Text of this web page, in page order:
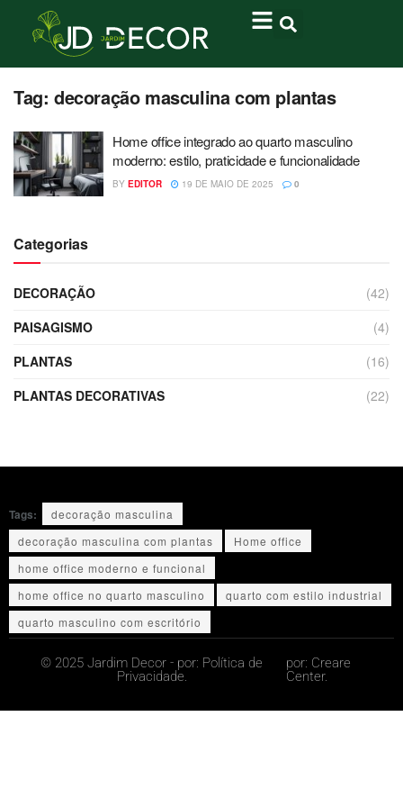
Tag: decoração masculina com plantas
Home office integrado ao quarto masculino
moderno: estilo, praticidade e funcionalidade
BY EDITOR 19 DE MAIO DE 2025 0
Categorias
DECORAÇÃO
(42)
PAISAGISMO
(4)
PLANTAS
(16)
PLANTAS DECORATIVAS
(22)
Tags:
decoração masculina
decoração masculina com plantas
Home office
home office moderno e funcional
home office no quarto masculino
quarto com estilo industrial
quarto masculino com escritório
© 2025 Jardim Decor - por: Política de
Privacidade.
por: Creare
Center.